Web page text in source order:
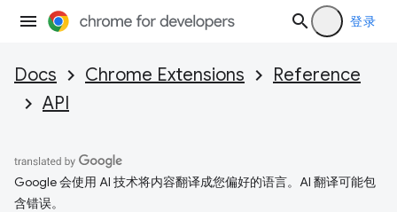
登录
Docs Chrome Extensions
Reference
API
Google 会使用 AI 技术将内容翻译成您偏好的语言。AI 翻译可能包
含错误。